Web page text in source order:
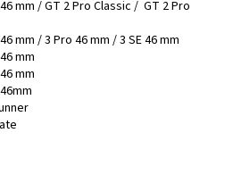
mm / GT 2 Pro Classic / GT 2 Pro
mm / 3 Pro 46 mm / 3 SE 46 mm
mm
mm